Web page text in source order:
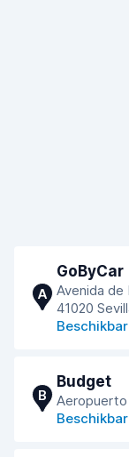
A
GoByCar
Avenida de
41020
B
Budget
Aeropuerto